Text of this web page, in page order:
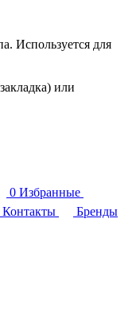
Используется для
или
0 Избранные
Контакты
Бренды